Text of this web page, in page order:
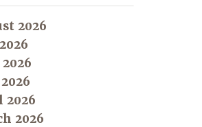
2026
2026
2026